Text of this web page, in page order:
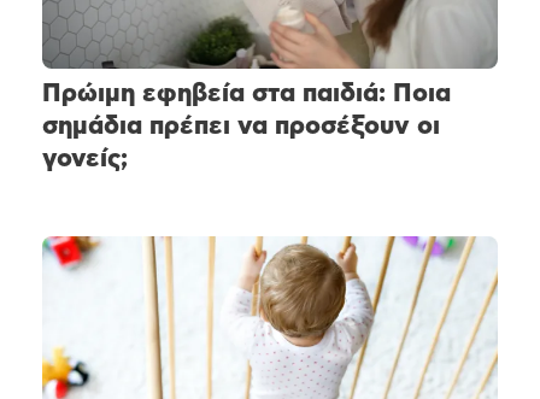
Πρώιμη εφηβεία στα παιδιά: Ποια
σημάδια πρέπει να προσέξουν οι
γονείς;